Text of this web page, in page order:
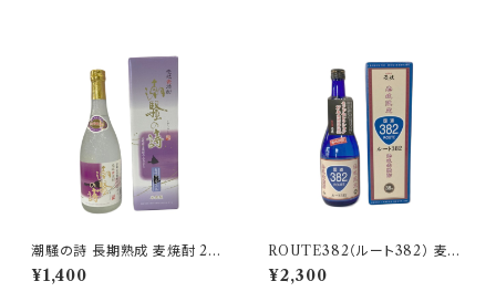
潮騒の詩 長期熟成 麦焼酎 25
度 720ml【猿川伊豆酒造】
¥1,400
ROUTE382（ルート382） 麦焼
酎 38度 720ml【玄海酒造】 壱
岐限定
¥2,300